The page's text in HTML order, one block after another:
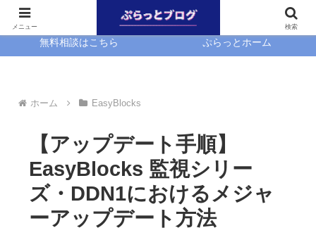
無料相談はこちら ぷらっとホーム
ホーム EasyBlocks
【アップデート手順】
EasyBlocks 監視シリー
ズ・DDN1におけるメジャ
ーアップデート方法
メニュー 検索